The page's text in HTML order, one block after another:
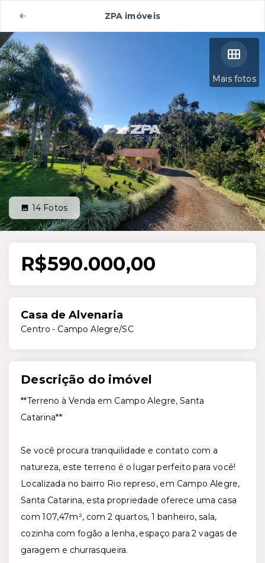
ZPA imóveis
Mais fotos
14 Fotos
R$590.000,00
Casa de Alvenaria
Centro - Campo Alegre/SC
Descrição do imóvel
**Terreno à Venda em Campo Alegre, Santa
Catarina**
Se você procura tranquilidade e contato com a
natureza, este terreno é o lugar perfeito para você!
Localizada no bairro Rio represo, em Campo Alegre,
Santa Catarina, esta propriedade oferece uma casa
com 107,47m², com 2 quartos, 1 banheiro, sala,
cozinha com fogão a lenha, espaço para 2 vagas de
garagem e churrasqueira.